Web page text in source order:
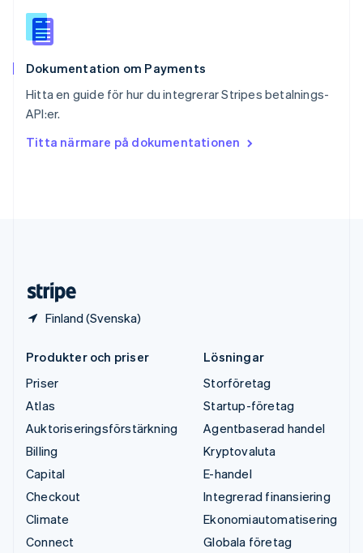
Dokumentation om Payments
Hitta en guide för hur du integrerar Stripes betalnings-
API:er.
Titta närmare på dokumentationen
Finland (Svenska)
Español
Storbritannien
Sverige
Thailand
ไทย
English
Produkter och priser
Priser
Atlas
Auktoriseringsförstärkning
Billing
Capital
Checkout
Climate
Connect
Lösningar
Storföretag
Startup-företag
Agentbaserad handel
Kryptovaluta
E-handel
Integrerad finansiering
Ekonomiautomatisering
Globala företag